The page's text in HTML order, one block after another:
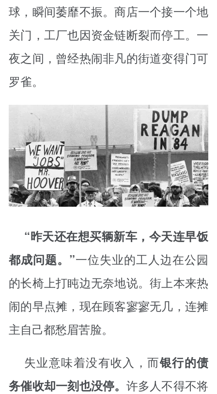
球，瞬间萎靡不振。商店一个接一个地
关门，工厂也因资金链断裂而停工。一
夜之间，曾经热闹非凡的街道变得门可
罗雀。
“昨天还在想买辆新车，今天连早饭
都成问题。”一位失业的工人边在公园
的长椅上打盹边无奈地说。街上本来热
闹的早点摊，现在顾客寥寥无几，连摊
主自己都愁眉苦脸。
失业意味着没有收入，而银行的债
务催收却一刻也没停。 许多人不得不将